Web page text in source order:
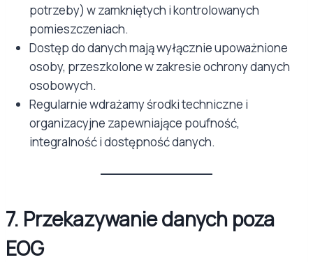
potrzeby) w zamkniętych i kontrolowanych
pomieszczeniach.
Dostęp do danych mają wyłącznie upoważnione
osoby, przeszkolone w zakresie ochrony danych
osobowych.
Regularnie wdrażamy środki techniczne i
organizacyjne zapewniające poufność,
integralność i dostępność danych.
7. Przekazywanie danych poza
EOG